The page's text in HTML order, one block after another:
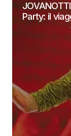
Party: il